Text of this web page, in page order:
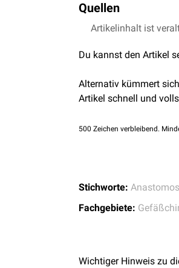
supermikrochirugische
passenden
Quellen
↑1,0 1,1 Chang et al.
Artikelinhalt ist
Du kannst den Artikel
Alternativ kümmert
Artikel schnell und
500 Zeichen verbleibend.
Stichworte:
Fachgebiete:
Wichtiger Hinweis zu